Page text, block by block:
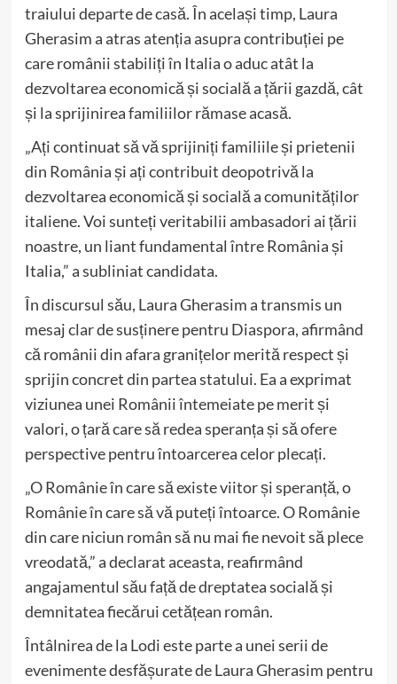
traiului departe de casă. În același timp, Laura
Gherasim a atras atenția asupra contribuției pe
care românii stabiliți în Italia o aduc atât la
dezvoltarea economică și socială a țării gazdă, cât
și la sprijinirea familiilor rămase acasă.
„Ați continuat să vă sprijiniți familiile și prietenii
din România și ați contribuit deopotrivă la
dezvoltarea economică și socială a comunităților
italiene. Voi sunteți veritabilii ambasadori ai țării
noastre, un liant fundamental între România și
Italia,” a subliniat candidata.
În discursul său, Laura Gherasim a transmis un
mesaj clar de susținere pentru Diaspora, afirmând
că românii din afara granițelor merită respect și
sprijin concret din partea statului. Ea a exprimat
viziunea unei Românii întemeiate pe merit și
valori, o țară care să redea speranța și să ofere
perspective pentru întoarcerea celor plecați.
„O Românie în care să existe viitor și speranță, o
Românie în care să vă puteți întoarce. O Românie
din care niciun român să nu mai fie nevoit să plece
vreodată,” a declarat aceasta, reafirmând
angajamentul său față de dreptatea socială și
demnitatea fiecărui cetățean român.
Întâlnirea de la Lodi este parte a unei serii de
evenimente desfășurate de Laura Gherasim pentru